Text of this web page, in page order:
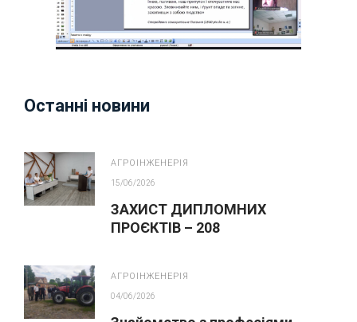
Останні новини
АГРОІНЖЕНЕРІЯ
15/06/2026
ЗАХИСТ ДИПЛОМНИХ
ПРОЄКТІВ – 208
АГРОІНЖЕНЕРІЯ
04/06/2026